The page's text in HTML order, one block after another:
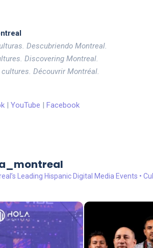
Descubriendo Montreal.
Discovering Montreal.
Découvrir Montréal.
| YouTube | Facebook
Leading Hispanic Digital Media Events •